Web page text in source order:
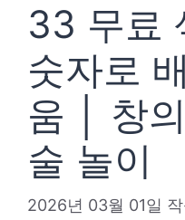
33 무료
숫자로
움 │ 창
술 놀이
2026년 03월 01일